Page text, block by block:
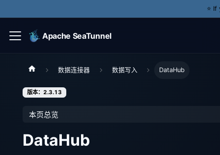
⭐️
Apache SeaTunnel
数据连接器 数据写入 DataHub
版本：2.3.13
本页总览
DataHub